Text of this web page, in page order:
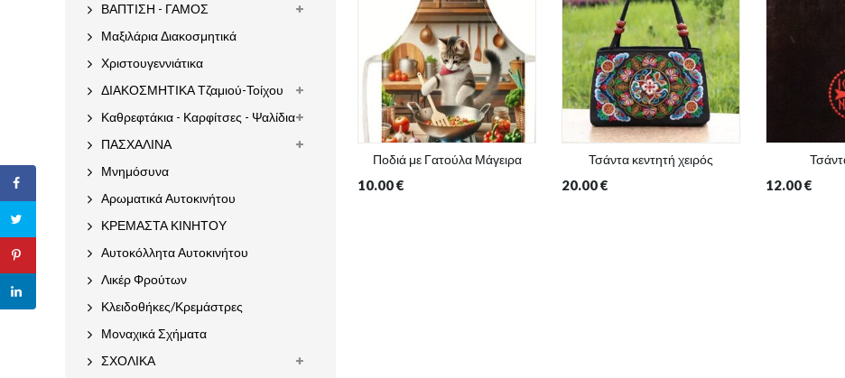
Ποδιά με Γατούλα Μάγειρα
10.00€
Τσάντα κεντητή χειρός
20.00€ 12.00€
ΒΑΠΤΙΣΗ - ΓΑΜΟΣ
Μαξιλάρια Διακοσμητικά
Χριστουγεννιάτικα
ΔΙΑΚΟΣΜΗΤΙΚΑ Τζαμιού-Τοίχου
Καθρεφτάκια - Καρφίτσες - Ψαλίδια
ΠΑΣΧΑΛΙΝΑ
Μνημόσυνα
Αρωματικά Αυτοκινήτου
ΚΡΕΜΑΣΤΑ ΚΙΝΗΤΟΥ
Αυτοκόλλητα Αυτοκινήτου
Λικέρ Φρούτων
Κλειδοθήκες/Κρεμάστρες
Μοναχικά Σχήματα
ΣΧΟΛΙΚΑ